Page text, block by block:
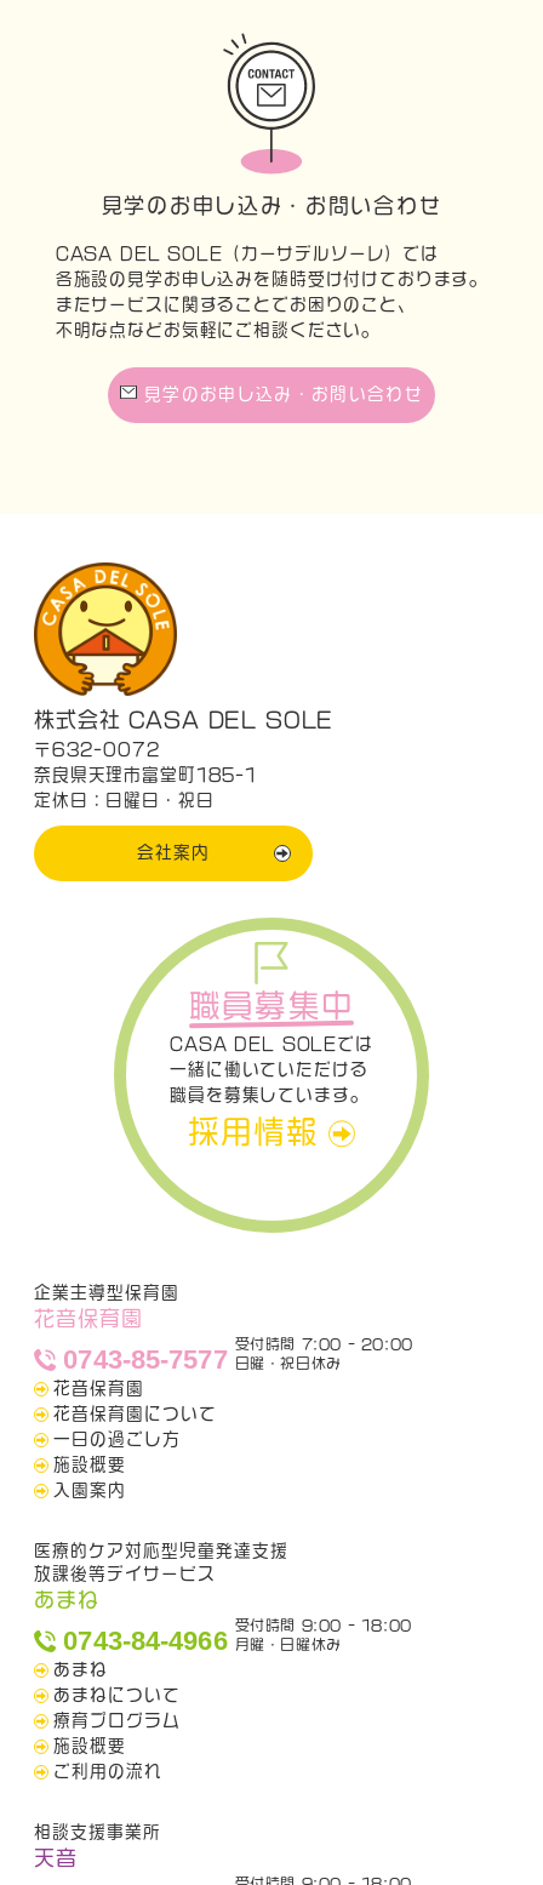
見学のお申し込み・お問い合わせ
CASA DEL SOLE（カーサデルソーレ）では
各施設の見学お申し込みを随時受け付けております。
またサービスに関することでお困りのこと、
不明な点などお気軽にご相談ください。
見学のお申し込み・お問い合わせ
株式会社 CASA DEL SOLE
〒632-0072
奈良県天理市富堂町185-1
定休日：日曜日・祝日
会社案内
職員募集中
CASA DEL SOLEでは
一緒に働いていただける
職員を募集しています。
採用情報
企業主導型保育園
花音保育園
0743-85-7577
受付時間 7:00 - 20:00
日曜・祝日休み
花音保育園
花音保育園について
一日の過ごし方
施設概要
入園案内
医療的ケア対応型児童発達支援
放課後等デイサービス
あまね
0743-84-4966
受付時間 9:00 - 18:00
月曜・日曜休み
あまね
あまねについて
療育プログラム
施設概要
ご利用の流れ
相談支援事業所
天音